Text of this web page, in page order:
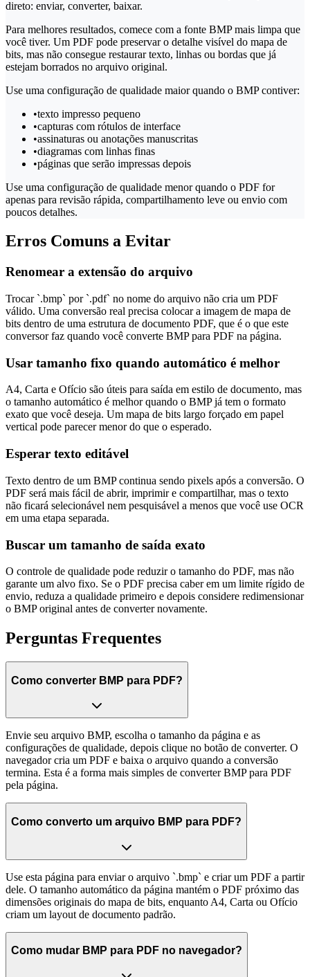
direto: enviar, converter, baixar.
Para melhores resultados, comece com a fonte BMP mais limpa que
você tiver. Um PDF pode preservar o detalhe visível do mapa de
bits, mas não consegue restaurar texto, linhas ou bordas que já
estejam borrados no arquivo original.
Use uma configuração de qualidade maior quando o BMP contiver:
•texto impresso pequeno
•capturas com rótulos de interface
•assinaturas ou anotações manuscritas
•diagramas com linhas finas
•páginas que serão impressas depois
Use uma configuração de qualidade menor quando o PDF for
apenas para revisão rápida, compartilhamento leve ou envio com
poucos detalhes.
Erros Comuns a Evitar
Renomear a extensão do arquivo
Trocar `.bmp` por `.pdf` no nome do arquivo não cria um PDF
válido. Uma conversão real precisa colocar a imagem de mapa de
bits dentro de uma estrutura de documento PDF, que é o que este
conversor faz quando você converte BMP para PDF na página.
Usar tamanho fixo quando automático é melhor
A4, Carta e Ofício são úteis para saída em estilo de documento, mas
o tamanho automático é melhor quando o BMP já tem o formato
exato que você deseja. Um mapa de bits largo forçado em papel
vertical pode parecer menor do que o esperado.
Esperar texto editável
Texto dentro de um BMP continua sendo pixels após a conversão. O
PDF será mais fácil de abrir, imprimir e compartilhar, mas o texto
não ficará selecionável nem pesquisável a menos que você use OCR
em uma etapa separada.
Buscar um tamanho de saída exato
O controle de qualidade pode reduzir o tamanho do PDF, mas não
garante um alvo fixo. Se o PDF precisa caber em um limite rígido de
envio, reduza a qualidade primeiro e depois considere redimensionar
o BMP original antes de converter novamente.
Perguntas Frequentes
Como converter BMP para PDF?
Envie seu arquivo BMP, escolha o tamanho da página e as
configurações de qualidade, depois clique no botão de converter. O
navegador cria um PDF e baixa o arquivo quando a conversão
termina. Esta é a forma mais simples de converter BMP para PDF
pela página.
Como converto um arquivo BMP para PDF?
Use esta página para enviar o arquivo `.bmp` e criar um PDF a partir
dele. O tamanho automático da página mantém o PDF próximo das
dimensões originais do mapa de bits, enquanto A4, Carta ou Ofício
criam um layout de documento padrão.
Como mudar BMP para PDF no navegador?